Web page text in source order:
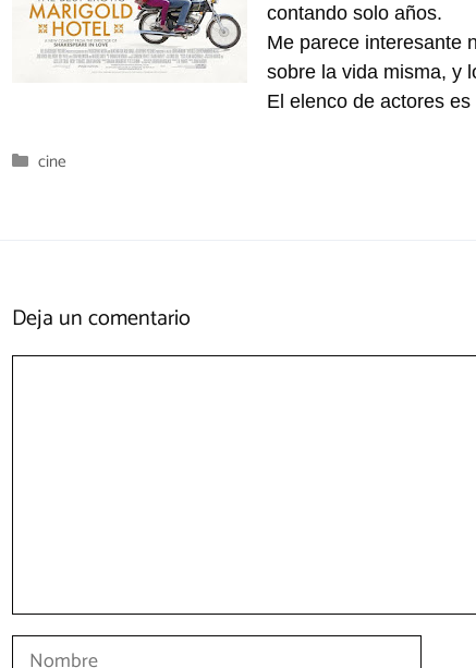
contando solo años.
Me parece interesante
sobre la vida misma, y
El elenco de actores
Categorías
cine
Deja un comentario
Nombre